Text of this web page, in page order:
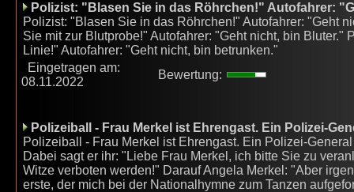
Polizist: "Blasen Sie in das Röhrchen!" Autofahrer:
Polizist: "Blasen Sie in das Röhrchen!" Autofahrer: "Geht
Sie mit zur Blutprobe!" Autofahrer: "Geht nicht, bin Bluter."
Linie!" Autofahrer: "Geht nicht, bin betrunken."
Eingetragen am:
08.11.2022
Bewertung:
Polizeiball - Frau Merkel ist Ehrengast. Ein Polizei-
Polizeiball - Frau Merkel ist Ehrengast. Ein Polizei-
Dabei sagt er ihr: "Liebe Frau Merkel, ich bitte Sie zu
Witze verboten werden!" Darauf Angela Merkel: "Aber
erste, der mich bei der Nationalhymne zum Tanzen